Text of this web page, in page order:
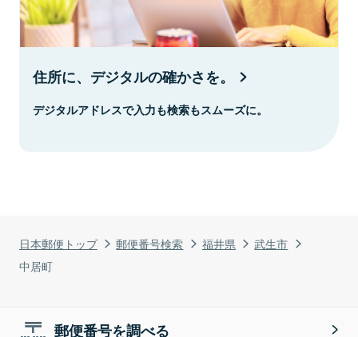
日本郵便トップ 郵便番号検索 福井県
武生市
中居町
住所に、デジタルの確かさを。
デジタルアドレスで入力も検索もスムーズに。
郵便番号を調べる